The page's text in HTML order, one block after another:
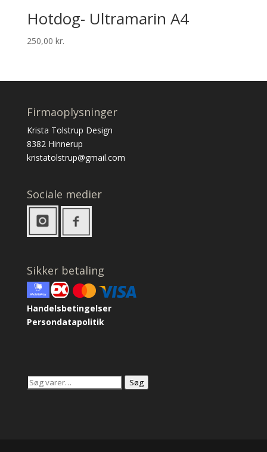
Hotdog- Ultramarin A4
250,00 kr.
Firmaoplysninger
Krista Tolstrup Design
8382 Hinnerup
kristatolstrup@gmail.com
Sociale medier
Sikker betaling
Handelsbetingelser
Persondatapolitik
Søg
Søg